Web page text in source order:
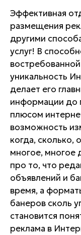
Эффективная
размещения
другими
услуг! В
уникальность
делает его
информации до
плюсом
возможность
когда, сколько,
многое, многое
про то, что
объявлений и
время, а
банеров сколь
становится
реклама в